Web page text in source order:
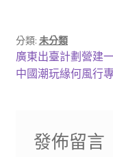
分類: 未分類
文
章
覽
上
一
廣東出臺計劃營建
下
中國潮玩緣何風行
發佈留言